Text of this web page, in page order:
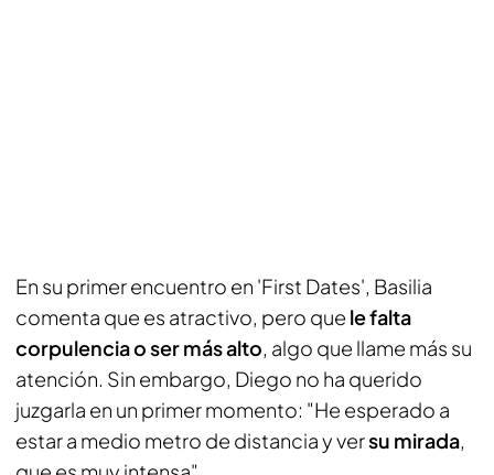
En su primer encuentro en 'First Dates', Basilia
comenta que es atractivo, pero que le falta
corpulencia o ser más alto, algo que llame más su
atención. Sin embargo, Diego no ha querido
juzgarla en un primer momento: "He esperado a
estar a medio metro de distancia y versu mirada,